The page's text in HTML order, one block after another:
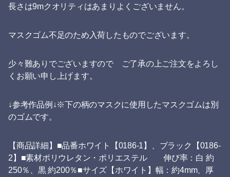
長さは9mクオリティはあまりよくございません。
マスクゴム不足のため入荷したものでございます。
少々難ありでございますので ご了承の上ご注文をよろし
くお願い申し上げます。
↓参考作品例↓※下の柄のマスクに使用したマスクゴムは別
のゴムです。
【商品詳細】■品番ホワイト【0186-1】、ブラック【0186-
2】■素材ポリウレタン・ポリエステル 伸び率：白 約
250％、黒 約200％■サイズ【ホワイト】幅：約4mm、厚